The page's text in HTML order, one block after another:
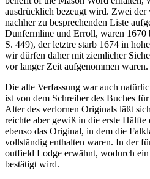
ausdrücklich bezeugt wird. Zwei der
nachher zu besprechenden Liste
Dunfermline und Erroll, waren 1670
S. 449), der letztre starb 1674 in
wir dürfen daher mit ziemlicher
vor langer Zeit aufgenommen waren.
Die alte Verfassung war auch
ist von dem Schreiber des Buches
Alter des verlornen Originals läßt
reichte aber gewiß in die erste Hälfte
ebenso das Original, in dem die
vollständig enthalten waren. In der
outfield Lodge erwähnt, wodurch
bestätigt wird.